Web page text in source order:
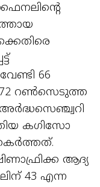
66
72 റണ്‍സെടുത്ത
കഗിസോ
ആദ്യ
43 എന്ന